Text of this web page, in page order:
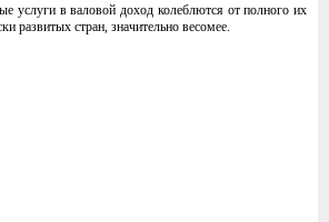
услуги в валовой доход колеблются от полного их
развитых стран, значительно весомее.